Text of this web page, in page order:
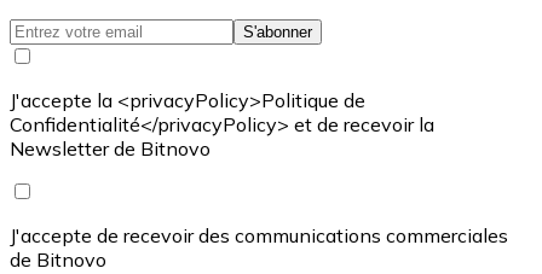
S'abonner
J'accepte la <privacyPolicy>Politique de
Confidentialité</privacyPolicy> et de recevoir la
Newsletter de Bitnovo
J'accepte de recevoir des communications commerciales
de Bitnovo